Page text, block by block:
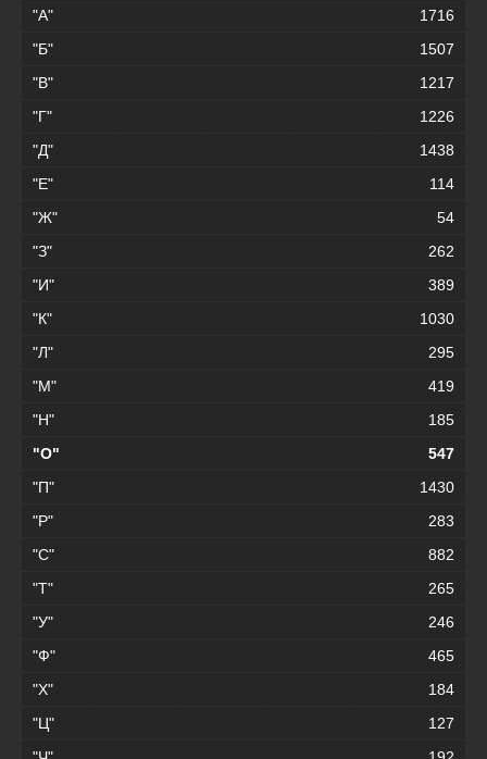
"А"
1716
"Б"
1507
"В"
1217
"Г"
1226
"Д"
1438
"Е"
114
"Ж"
54
"З"
262
"И"
389
"К"
1030
"Л"
295
"М"
419
"Н"
185
"О"
547
"П"
1430
"Р"
283
"С"
882
"Т"
265
"У"
246
"Ф"
465
"Х"
184
"Ц"
127